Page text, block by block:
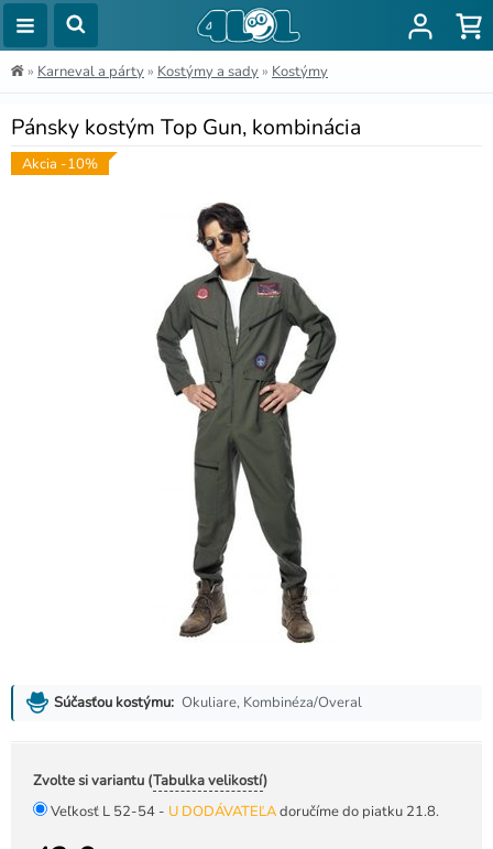
» Karneval a párty » Kostýmy a sady » Kostýmy
Pánsky kostým Top Gun, kombinácia
Akcia -10%
Súčasťou kostýmu: Okuliare, Kombinéza/Overal
Zvolte si variantu (Tabulka velikostí)
Veľkosť L 52-54 - U DODÁVATEĽAdoručíme do piatku 21.8.